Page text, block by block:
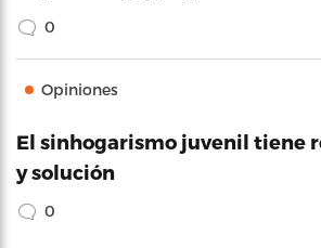
0
Opiniones
El sinhogarismo juvenil tiene
y solución
0